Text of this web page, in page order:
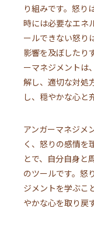
り組みです。怒り
時には必要なエネ
ールできない怒り
影響を及ぼしたり
ーマネジメントは
解し、適切な対処
し、穏やかな心と
アンガーマネジメ
く、怒りの感情を
とで、自分自身と
のツールです。怒
ジメントを学ぶこ
やかな心を取り戻